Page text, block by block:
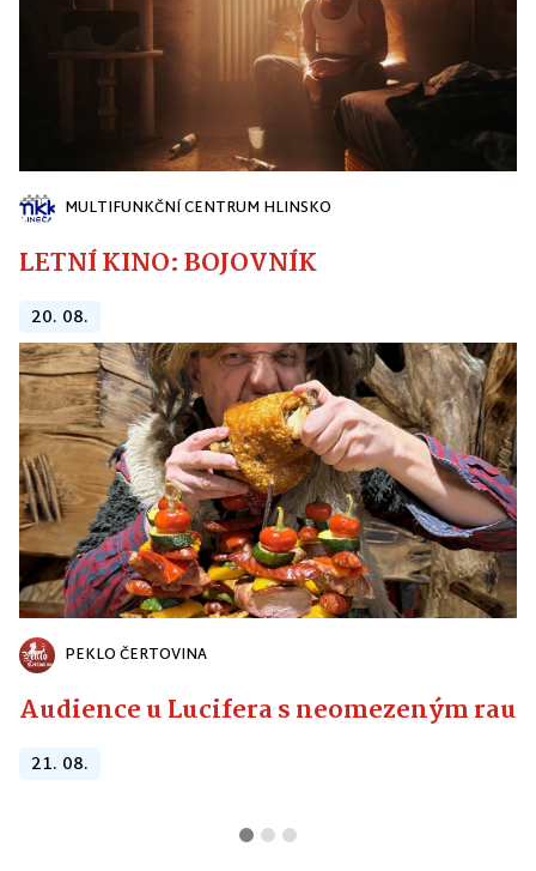
MULTIFUNKČNÍ CENTRUM HLINSKO
LETNÍ KINO: BOJOVNÍK
20. 08.
PEKLO ČERTOVINA
Audience u Lucifera s neomezeným
21. 08.